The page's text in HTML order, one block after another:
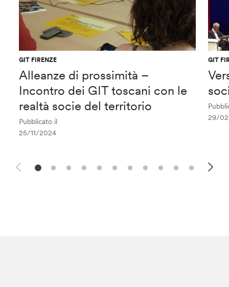
GIT FIRENZE
Alleanze di prossimità –
Incontro dei GIT toscani con le
realtà socie del territorio
Pubblicato il
25/11/2024
GIT
29/